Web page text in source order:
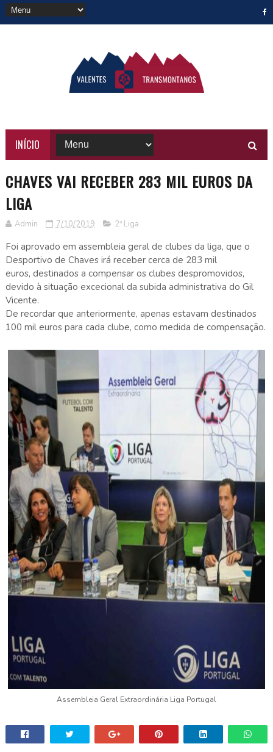
INÍCIO
CHAVES VAI RECEBER 283 MIL EUROS DA
LIGA
Admin 7/10/2019 2ª Liga
Foi aprovado em assembleia geral de clubes da liga, que o
Desportivo de Chaves irá receber cerca de 283 mil
euros, destinados a compensar os clubes despromovidos,
devido à situação excecional da subida administrativa do Gil
Vicente.
De recordar que anteriormente, apenas estavam destinados
100 mil euros para cada clube, como medida de compensação.
Assembleia Geral Extraordinária Liga Portugal